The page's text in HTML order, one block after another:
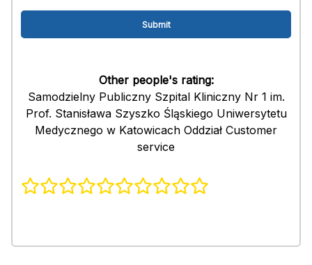
Other people's rating:
Samodzielny Publiczny Szpital Kliniczny Nr 1 im.
Prof. Stanisława Szyszko Śląskiego Uniwersytetu
Medycznego w Katowicach Oddział Customer
service